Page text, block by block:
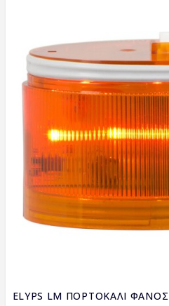
ELYPS LM ΠΟΡΤΟΚΑΛΙ